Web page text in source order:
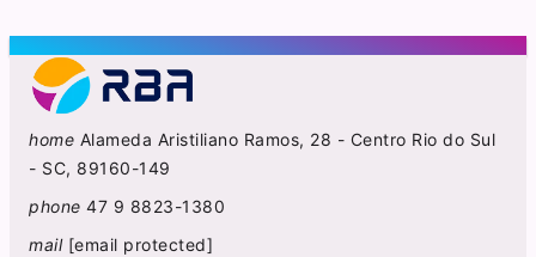
home Alameda Aristiliano Ramos, 28 - Centro Rio do Sul
- SC, 89160-149
phone 47 9 8823-1380
mail [email protected]